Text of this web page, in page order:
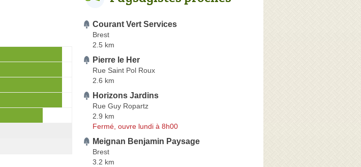
Courant Vert Services
Brest
2.5 km
Pierre le Her
Rue Saint Pol Roux
2.6 km
Horizons Jardins
Rue Guy Ropartz
2.9 km
Fermé, ouvre lundi à 8h00
Meignan Benjamin Paysage
Brest
3.2 km